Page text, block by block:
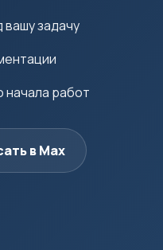
задачу
работ
в Max